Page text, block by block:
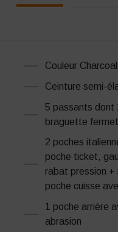
Couleur Charcoal
Ceinture semi-
5 passants dont
braguette
2 poches
poche ticket,
rabat pression +
poche cuisse
1 poche arrière
abrasion